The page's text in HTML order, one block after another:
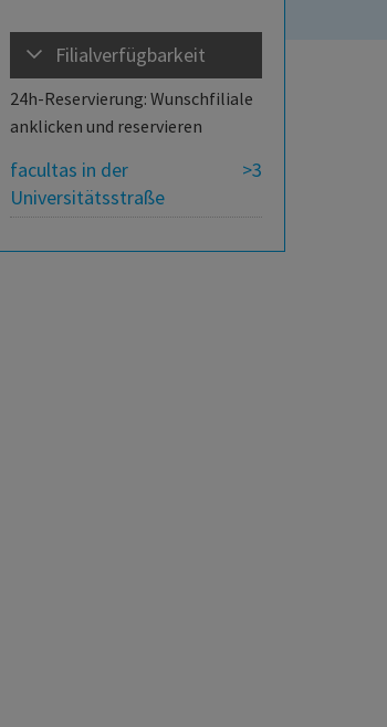
Filialverfügbarkeit
24h-Reservierung: Wunschfiliale
anklicken und reservieren
>3
facultas in der
Universitätsstraße